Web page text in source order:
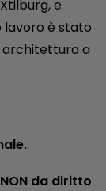
e
lavoro è stato
architettura a
da diritto